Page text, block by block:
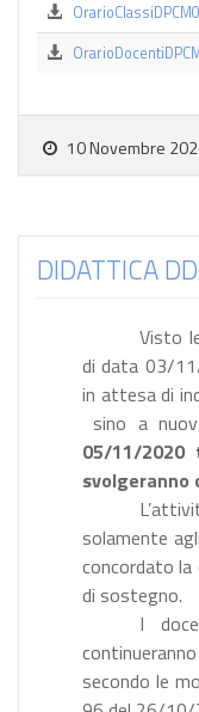
10 Novembre
DIDATTICA
Visto
di data 03/
in attesa di
sino a
05/11/
svolgeranno
solamente
concordato la
di sostegno.
I
secondo le